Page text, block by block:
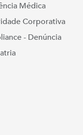
Médica
Corporativa
- Denúncia